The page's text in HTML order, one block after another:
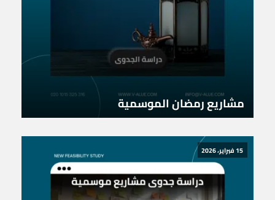
مشاريع رمضان الموسمية
15 فبراير، 2026